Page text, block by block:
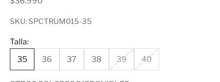
SKU: SPCTRUM015-35
Talla:
35
36 37 38 39 40